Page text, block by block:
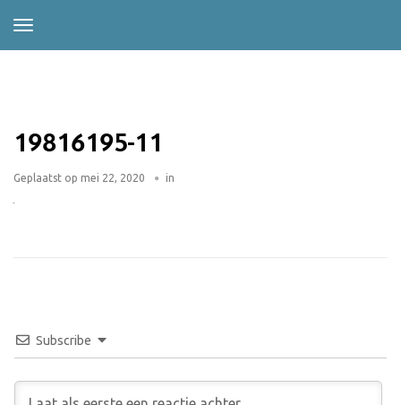
19816195-11
Geplaatst op mei 22, 2020 in
Subscribe